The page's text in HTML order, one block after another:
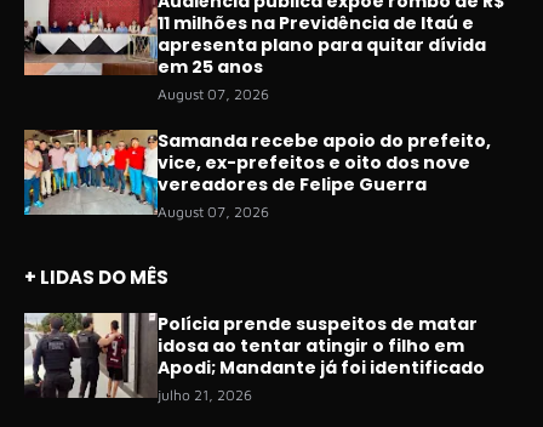
11 milhões na Previdência de Itaú e
apresenta plano para quitar dívida
em 25 anos
August 07, 2026
Samanda recebe apoio do prefeito,
vice, ex-prefeitos e oito dos nove
vereadores de Felipe Guerra
August 07, 2026
+ LIDAS DO MÊS
Polícia prende suspeitos de matar
idosa ao tentar atingir o filho em
Apodi; Mandante já foi identificado
julho 21, 2026